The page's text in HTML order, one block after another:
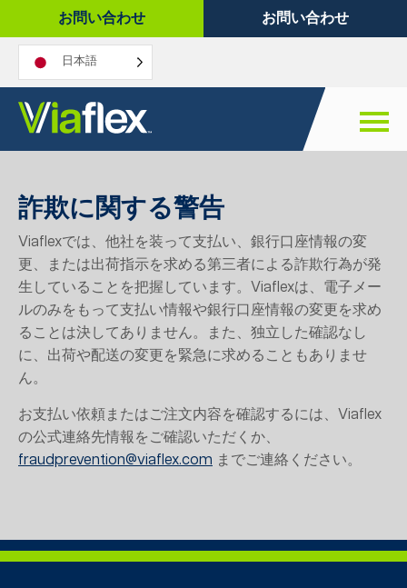
お問い合わせ お問い合わせ
日本語
詐欺に関する警告
Viaflexでは、他社を装って支払い、銀行口座情報の変
更、または出荷指示を求める第三者による詐欺行為が発
生していることを把握しています。Viaflexは、電子メー
ルのみをもって支払い情報や銀行口座情報の変更を求め
ることは決してありません。また、独立した確認なし
に、出荷や配送の変更を緊急に求めることもありませ
ん。
お支払い依頼またはご注文内容を確認するには、Viaflex
の公式連絡先情報をご確認いただくか、
fraudprevention@viaflex.com までご連絡ください。